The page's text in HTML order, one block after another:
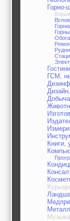
Горно-
ГСМ,
Книги,